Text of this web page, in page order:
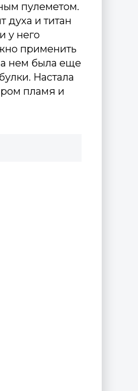
пулеметом.
и титан
у него
применить
нем была еще
Настала
пламя и